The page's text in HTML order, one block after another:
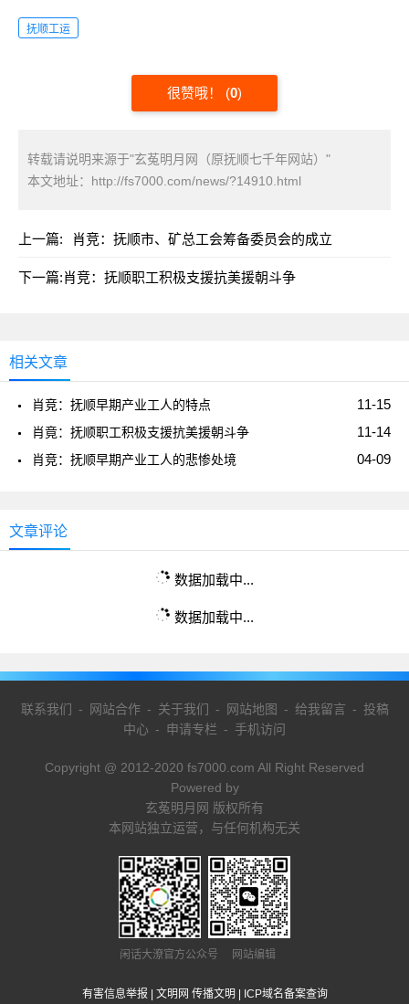
抚顺工运
很赞哦！ (0)
转载请说明来源于"玄菟明月网（原抚顺七千年网站）"
本文地址： http://fs7000.com/news/?14910.html
上一篇: 肖竞：抚顺市、矿总工会筹备委员会的成立
下一篇:肖竞：抚顺职工积极支援抗美援朝斗争
相关文章
11-15
肖竞：抚顺早期产业工人的特点
11-14
肖竟：抚顺职工积极支援抗美援朝斗争
04-09
肖竞：抚顺早期产业工人的悲惨处境
文章评论
数据加载中...
数据加载中...
联系我们 - 网站合作- 关于我们 - 网站地图 - 给我留言 - 投稿
中心 - 申请专栏 - 手机访问
Copyright @ 2012-2020 fs7000.com All Right Reserved
Powered by
玄菟明月网 版权所有
本网站独立运营，与任何机构无关
闲话大潦官方公众号 网站编辑
有害信息举报 | 文明网 传播文明 | ICP域名备案查询